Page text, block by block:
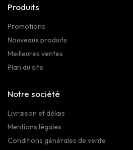
Produits
Promotions
Nouveaux produits
Meilleures ventes
Plan du site
Notre société
Livraison et délais
Mentions légales
Conditions générales de vente